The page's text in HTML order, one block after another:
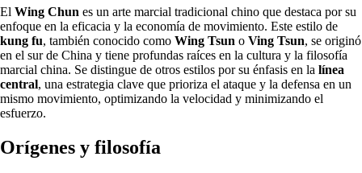
El Wing Chun es un arte marcial tradicional chino que destaca por su
enfoque en la eficacia y la economía de movimiento. Este estilo de
kung fu, también conocido como Wing Tsun o Ving Tsun, se originó
en el sur de China y tiene profundas raíces en la cultura y la filosofía
marcial china. Se distingue de otros estilos por su énfasis en la línea
central, una estrategia clave que prioriza el ataque y la defensa en un
mismo movimiento, optimizando la velocidad y minimizando el
esfuerzo.
Orígenes y filosofía